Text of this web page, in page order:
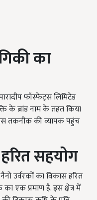
का
फॉस्फेट्स लिमिटेड
के ब्रांड नाम के तहत किया
तकनीक की व्यापक पहुंच
सहयोग
उर्वरकों का विकास हरित
का एक प्रमाण है. इस क्षेत्र में